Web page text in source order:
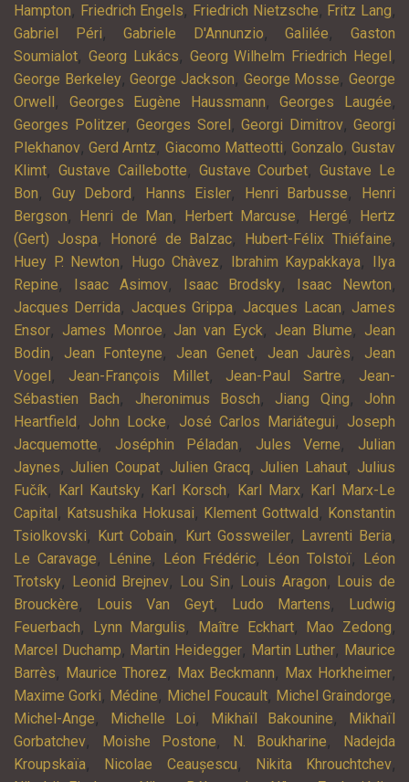
Hampton, Friedrich Engels, Friedrich Nietzsche, Fritz Lang,
Gabriel Péri,Gabriele D'Annunzio,Galilée,Gaston
Soumialot, Georg Lukács, Georg Wilhelm Friedrich Hegel ,
George Berkeley,George Jackson, George Mosse,George
Orwell , Georges Eugène Haussmann,Georges Laugée,
Georges Politzer, Georges Sorel , Georgi Dimitrov, Georgi
Plekhanov,Gerd Arntz, Giacomo Matteotti, Gonzalo,Gustav
Klimt, Gustave Caillebotte, Gustave Courbet,Gustave Le
Bon, Guy Debord , Hanns Eisler, Henri Barbusse,
Henri
Bergson, Henri de Man, Herbert Marcuse, Hergé,
Hertz
(Gert) Jospa, Honoré de Balzac, Hubert-Félix Thiéfaine,
Huey P. Newton, Hugo Chàvez, Ibrahim Kaypakkaya,
Ilya
Repine, Isaac Asimov, Isaac Brodsky, Isaac Newton,
Jacques Derrida, Jacques Grippa, Jacques Lacan, James
Ensor, James Monroe, Jan van Eyck, Jean Blume, Jean
Bodin, Jean Fonteyne, Jean Genet, Jean Jaurès, Jean
Vogel , Jean-François Millet, Jean-Paul Sartre, Jean-
Sébastien Bach, Jheronimus Bosch, Jiang Qing, John
Heartfield , John Locke, José Carlos Mariátegui, Joseph
Jacquemotte, Joséphin Péladan, Jules Verne, Julian
Jaynes, Julien Coupat, Julien Gracq, Julien Lahaut, Julius
Fučík, Karl Kautsky, Karl Korsch, Karl Marx, Karl Marx-Le
Capital , Katsushika Hokusai, Klement Gottwald , Konstantin
Tsiolkovski, Kurt Cobain, Kurt Gossweiler, Lavrenti Beria,
Le Caravage, Lénine, Léon Frédéric, Léon Tolstoï,
Léon
Trotsky, Leonid Brejnev, Lou Sin, Louis Aragon, Louis de
Brouckère, Louis Van Geyt, Ludo Martens,
Ludwig
Feuerbach, Lynn Margulis, Maître Eckhart, Mao Zedong,
Marcel Duchamp, Martin Heidegger, Martin Luther, Maurice
Barrès, Maurice Thorez, Max Beckmann, Max Horkheimer,
Maxime Gorki, Médine, Michel Foucault, Michel Graindorge,
Michel-Ange, Michelle Loi, Mikhaïl Bakounine,
Mikhaïl
Gorbatchev, Moishe Postone, N. Boukharine,
Nadejda
Kroupskaïa, Nicolae Ceaușescu, Nikita Khrouchtchev,